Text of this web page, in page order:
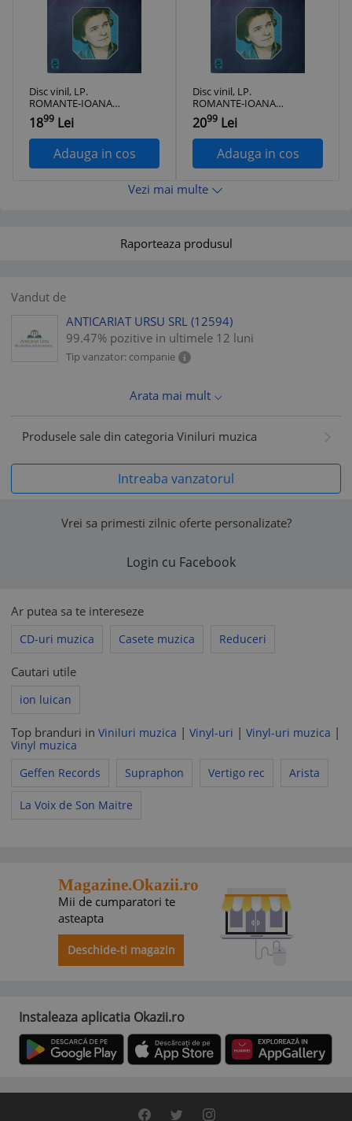
Disc vinil, LP.
ROMANTE-IOANA
RADU-288997
1899 Lei
Adauga in cos
Disc vinil, LP.
ROMANTE-IOANA
RADU-288998
2099 Lei
Adauga in cos
Vezi mai multe
Raporteaza produsul
Vandut de
ANTICARIAT URSU SRL (12594)
99.47% pozitive in ultimele 12 luni
Tip vanzator: companie
Arata mai mult
Produsele sale din categoria Viniluri muzica
Intreaba vanzatorul
Vrei sa primesti zilnic oferte personalizate?
Login cu Facebook
Ar putea sa te intereseze
CD-uri muzica Casete muzica Reduceri
Cautari utile
ion luican
Top branduri in Viniluri muzica | Vinyl-uri | Vinyl-uri muzica |
Vinyl muzica
Geffen Records
Supraphon Vertigo rec Arista
La Voix de Son Maitre
Magazine.Okazii.ro
Mii de cumparatori te
asteapta
Deschide-ti magazin
Instaleaza aplicatia Okazii.ro